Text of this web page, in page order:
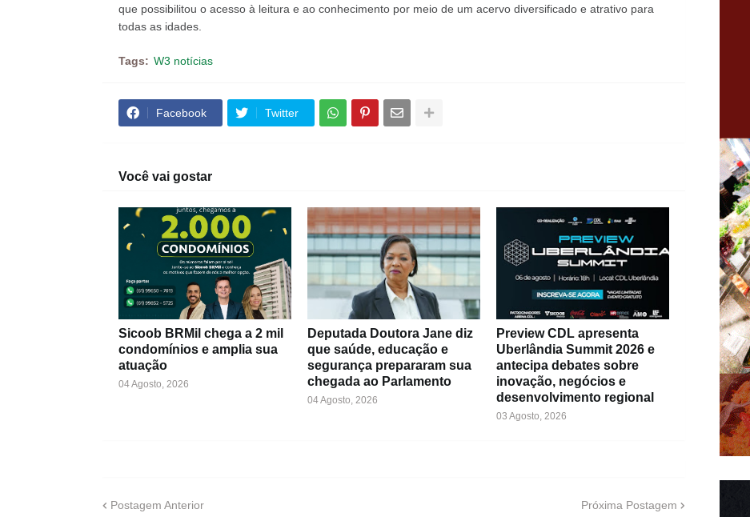
que possibilitou o acesso à leitura e ao conhecimento por meio de um acervo diversificado e atrativo para
todas as idades.
Tags: W3 notícias
Facebook Twitter
Você vai gostar
Sicoob BRMil chega a 2 mil
condomínios e amplia sua
atuação
04 Agosto, 2026
Deputada Doutora Jane diz
que saúde, educação e
segurança prepararam sua
chegada ao Parlamento
04 Agosto, 2026
Preview CDL apresenta
Uberlândia Summit 2026 e
antecipa debates sobre
inovação, negócios e
desenvolvimento regional
03 Agosto, 2026
Postagem Anterior Próxima Postagem